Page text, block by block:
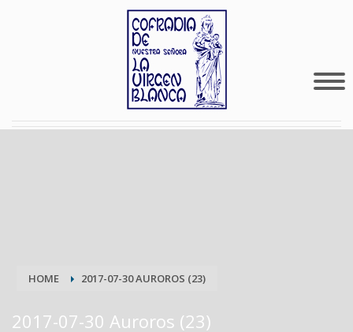
HOME 2017-07-30 AUROROS (23)
2017-07-30 Auroros (23)